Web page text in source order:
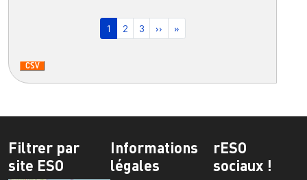
Page courante
1 Page
2 Page
3 Page suivante
›› Dernière page
»
Filtrer par
site ESO
Informations
légales
rESO
sociaux !